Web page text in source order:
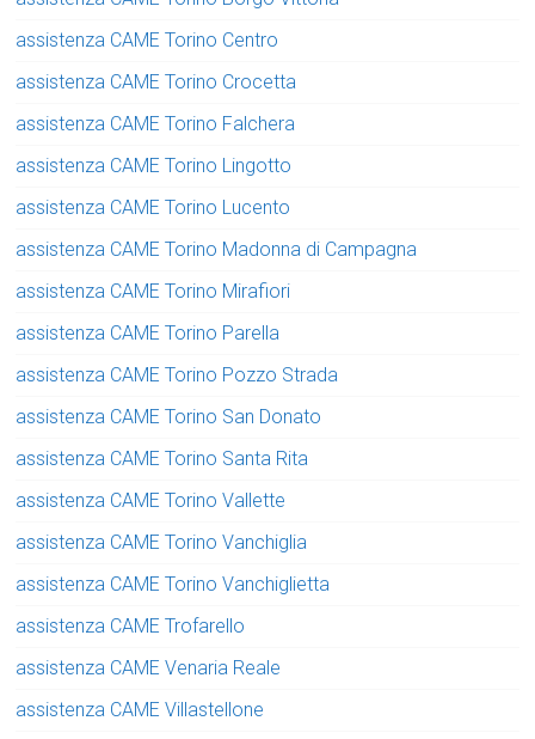
assistenza CAME Torino Centro
assistenza CAME Torino Crocetta
assistenza CAME Torino Falchera
assistenza CAME Torino Lingotto
assistenza CAME Torino Lucento
assistenza CAME Torino Madonna di Campagna
assistenza CAME Torino Mirafiori
assistenza CAME Torino Parella
assistenza CAME Torino Pozzo Strada
assistenza CAME Torino San Donato
assistenza CAME Torino Santa Rita
assistenza CAME Torino Vallette
assistenza CAME Torino Vanchiglia
assistenza CAME Torino Vanchiglietta
assistenza CAME Trofarello
assistenza CAME Venaria Reale
assistenza CAME Villastellone